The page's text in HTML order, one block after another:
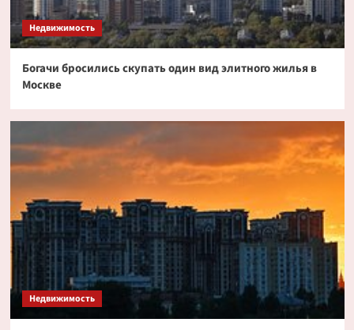
3
токенизированных акциях
Криптовалюта
Криптовалюта
Эксперт PlanB допустил снижение биткоина
до $52 000
Недвижимость
Богачи бросились скупать один вид элитного жилья в
Москве
Недвижимость